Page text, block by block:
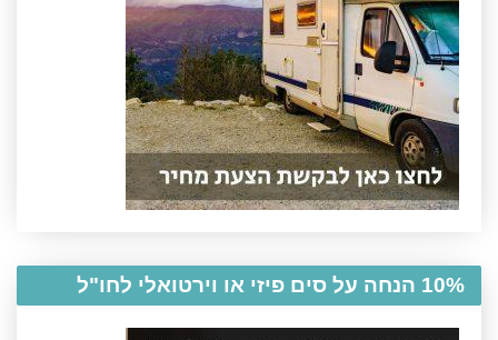
10% הנחה על סים פיזי או וירטואלי לחו"ל